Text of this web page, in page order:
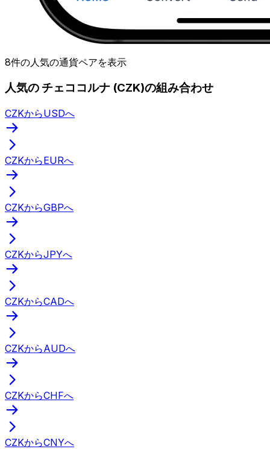
8件の人気の通貨ペアを表示
人気の チェココルナ (CZK)の組み合わせ
CZKからUSDへ
CZKからEURへ
CZKからGBPへ
CZKからJPYへ
CZKからCADへ
CZKからAUDへ
CZKからCHFへ
CZKからCNYへ